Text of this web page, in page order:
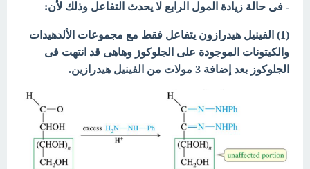
- فى حالة زيادة المول الرابع لا يحدث التفاعل وذلك لأن:
(1) الفينيل هيدرازون يتفاعل فقط مع مجموعات الألدهيدات
والكيتونات الموجودة على الجلوكوز وهاهى قد انتهت فى
الجلوكوز بعد إضافة 3 مولات من الفينيل هيدرازين.